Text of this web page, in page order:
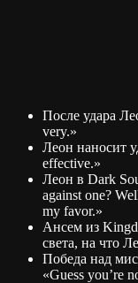
После удара
very.»
Леон наносит
effective.»
Леон в Dark
against one?
my favor.»
Ансем из
света, на что
Победа над
«Guess you’re